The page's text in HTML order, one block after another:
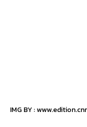
IMG BY :